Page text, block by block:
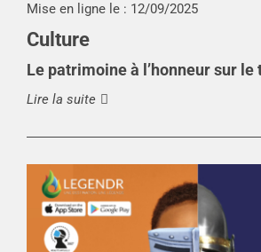
Mise en ligne le : 12/09/2025
Culture
Le patrimoine à l’honneur sur
Lire la suite